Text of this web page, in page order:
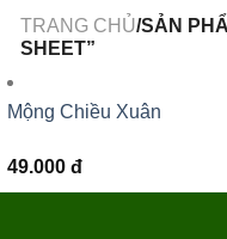
TRANG CHỦ/SẢN
SHEET”
Mộng Chiều Xuân
49.000 đ